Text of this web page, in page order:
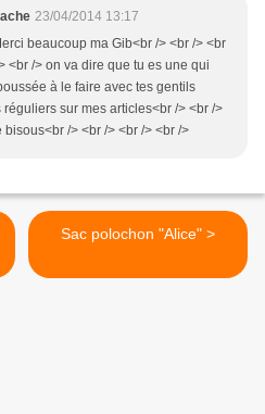
23/04/2014 13:17
beaucoup ma Gib<br /> <br /> <br
<br /> on va dire que tu es une qui
à le faire avec tes gentils
sur mes articles<br /> <br />
bisous<br /> <br /> <br /> <br />
Sac polochon "Alice" >